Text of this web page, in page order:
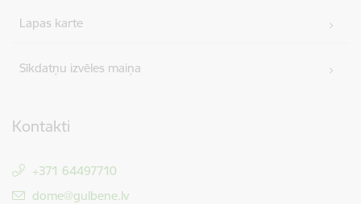
Lapas karte
Sīkdatņu izvēles maiņa
Kontakti
+371 64497710
E-pasts:
dome@gulbene.lv